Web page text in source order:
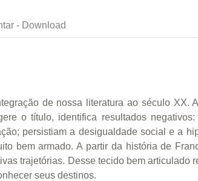
- Download
de nossa literatura ao século XX.
o título, identifica resultados
persistiam a desigualdade social e a
bem armado. A partir da história de
trajetórias. Desse tecido bem articulado
seus destinos.